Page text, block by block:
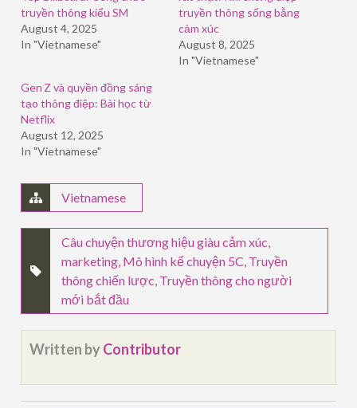
truyền thông kiểu SM
August 4, 2025
In "Vietnamese"
truyền thông sống bằng
cảm xúc
August 8, 2025
In "Vietnamese"
Gen Z và quyền đồng sáng
tạo thông điệp: Bài học từ
Netflix
August 12, 2025
In "Vietnamese"
Vietnamese
Câu chuyện thương hiệu giàu cảm xúc
marketing Mô hình kể chuyện 5C Truyền
thông chiến lược Truyền thông cho người
mới bắt đầu
Written byContributor